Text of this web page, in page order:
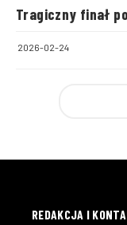
Tragiczny finał
2026-02-24
REDAKCJA I